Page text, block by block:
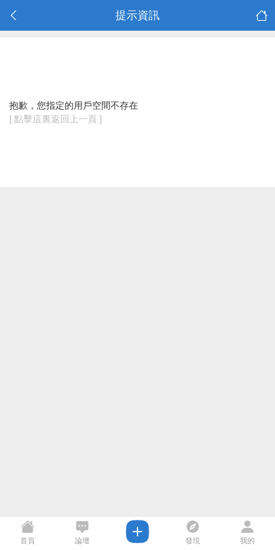
提示資訊
抱歉，您指定的用戶空間不存在
[ 點擊這裏返回上一頁 ]
首頁 論壇 發現 我的